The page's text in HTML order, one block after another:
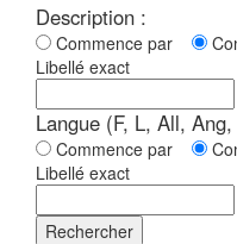
Description :
Commence par
Libellé exact
Langue (F, L, All,
Commence par
Libellé exact
Rechercher